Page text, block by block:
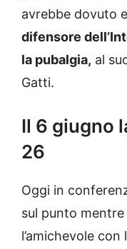
avrebbe dovuto
difensore
la pubalgia, al
Gatti.
Il 6 giugno
26
Oggi in
sul punto
l’amichevole